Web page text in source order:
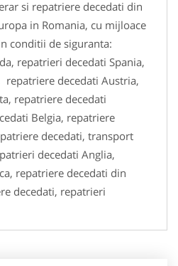
si repatriere decedati din
in Romania, cu mijloace
conditii de siguranta:
repatrieri decedati Spania,
decedati Austria,
repatriere decedati
Belgia, repatriere
decedati, transport
decedati Anglia,
repatriere decedati din
decedati, repatrieri